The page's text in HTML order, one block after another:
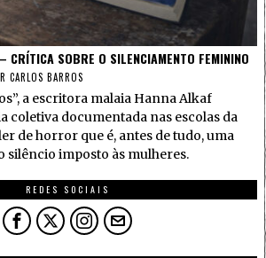
SOBRE O SILENCIAMENTO FEMININO
CARLOS BARROS
a escritora malaia Hanna Alkaf
coletiva documentada nas escolas da
de horror que é, antes de tudo, uma
silêncio imposto às mulheres.
REDES SOCIAIS